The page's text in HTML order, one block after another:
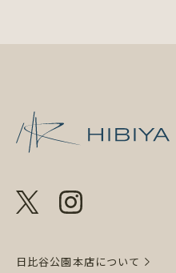
日比谷公園本店について